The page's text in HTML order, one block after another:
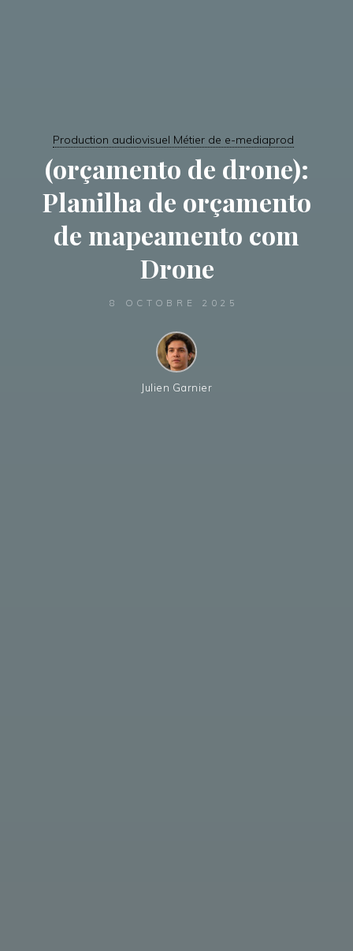
Production audiovisuel Métier de e-mediaprod
(orçamento de drone):
Planilha de orçamento
de mapeamento com
Drone
8 OCTOBRE 2025
Julien Garnier